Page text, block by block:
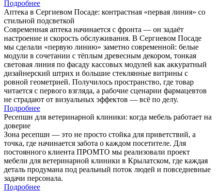
Подробнее
Аптека в Сергиевом Посаде: контрастная «первая линия» со
стильной подсветкой
Современная аптека начинается с фронта — он задаёт
настроение и скорость обслуживания. В Сергиевом Посаде
мы сделали «первую линию» заметно современной: белые
модули в сочетании с тёплым древесным декором, тонкая
световая линия по фасаду кассовых модулей как аккуратный
дизайнерский штрих и большие стеклянные витрины с
ровной геометрией. Получилось пространство, где товар
читается с первого взгляда, а рабочие сценарии фармацевтов
не страдают от визуальных эффектов — всё по делу.
Подробнее
Ресепшн для ветеринарной клиники: когда мебель работает на
доверие
Зона ресепшн — это не просто стойка для приветствий, а
точка, где начинается забота о каждом посетителе. Для
постоянного клиента ПРОМТО мы реализовали проект
мебели для ветеринарной клиники в Крылатском, где каждая
деталь продумана под реальный поток людей и повседневные
задачи персонала.
Подробнее